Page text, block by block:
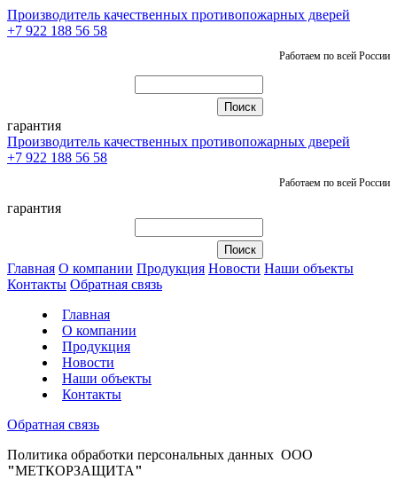
Производитель качественных противопожарных дверей
+7 922 188 56 58
Работаем по всей России
гарантия
Производитель качественных противопожарных дверей
+7 922 188 56 58
Работаем по всей России
гарантия
Главная О компании Продукция Новости Наши объекты
Контакты Обратная связь
Главная
О компании
Продукция
Новости
Наши объекты
Контакты
Обратная связь
Политика обработки персональных данных ООО
"МЕТКОРЗАЩИТА"